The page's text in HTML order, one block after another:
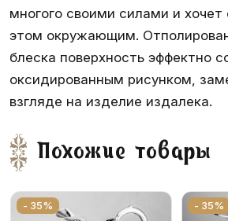
многого своими силами и
этом окружающим.
блеска поверхность эффектно
оксидированным рисунком,
взгляде на изделие издалека.
Похожие товары
- 35% - 35%